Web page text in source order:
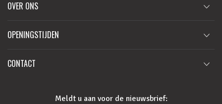
OVER ONS
OPENINGSTIJDEN
CONTACT
Meldt u aan voor de nieuwsbrief: